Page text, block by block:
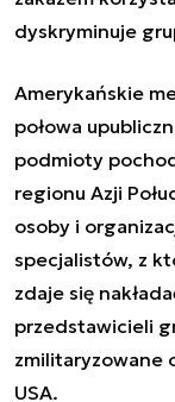
dyskryminuje
Amerykańskie
połowa
podmioty
regionu Azji
osoby i
specjalistów, z
zdaje się
przedstawicieli
zmilitaryzowane
USA.